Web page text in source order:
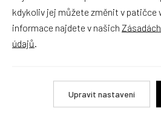
Ars Una Složka na sešity
Černý Panter
kdykoliv jej můžete změnit v patičce
informace najdete v našich
údajů
Upravit nastavení